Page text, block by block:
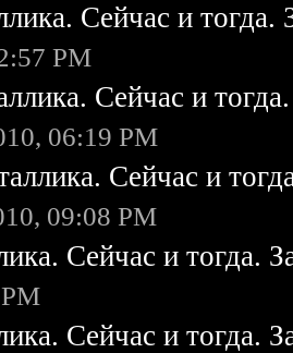
Сейчас и
PM
Сейчас и
06:19 PM
Сейчас и
09:08 PM
Сейчас и тогда.
Сейчас и тогда.